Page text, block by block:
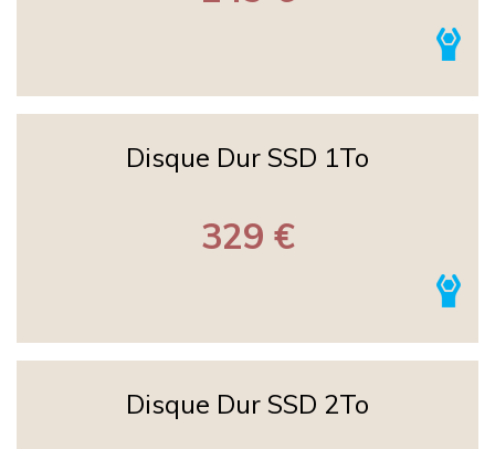
Disque Dur SSD 1To
329 €
Disque Dur SSD 2To